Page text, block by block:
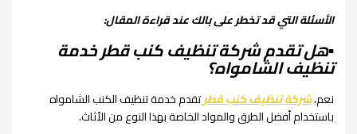
الأسئلة التي قد تخطر على بالك عند قراءة المقال:
▪︎هل تقدم شركة تنظيف كنب قطر خدمة
تنظيف الشامواه؟
نعم،شركة تنظيف كنب قطرتقدم خدمة تنظيف الكنب الشامواه
باستخدام أفضل الطرق والمواد الخاصة بهذا النوع من الأثاث.